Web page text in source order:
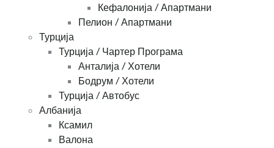
Кефалонија / Апартмани
Пелион / Апартмани
Турција
Турција / Чартер Програма
Анталија / Хотели
Бодрум / Хотели
Турција / Автобус
Албанија
Ксамил
Валона